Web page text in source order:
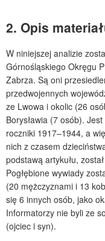
2. Opis
W niniejszej analizie
Górnośląskiego Okręgu
Zabrza. Są oni
przedwojennych
ze Lwowa i okolic (26
Borysławia (7 osób).
roczniki 1917–1944, a
nich z czasem
podstawą artykułu,
Pogłębione wywiady
(20 mężczyznami i 13
się 6 innych osób, jako
Informatorzy nie byli ze
(ojciec i syn).